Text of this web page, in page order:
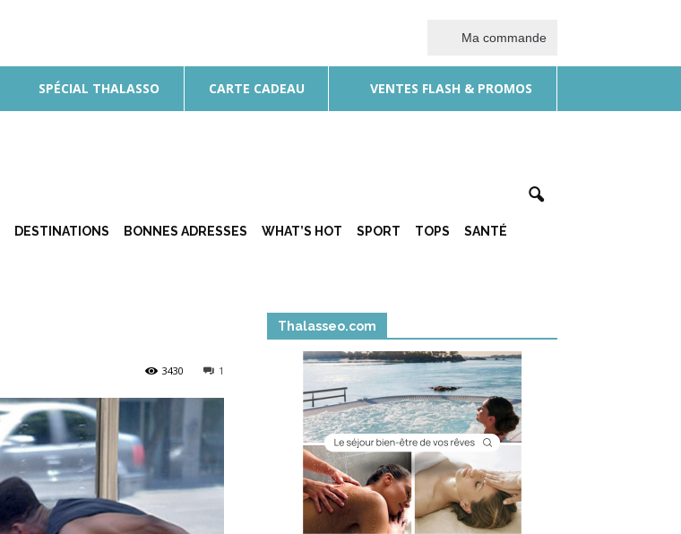
Ma commande
SPÉCIAL THALASSO CARTE CADEAU VENTES FLASH & PROMOS
DESTINATIONS BONNES ADRESSES WHAT’S HOT SPORT TOPS SANTÉ
1
3430
Thalasseo.com